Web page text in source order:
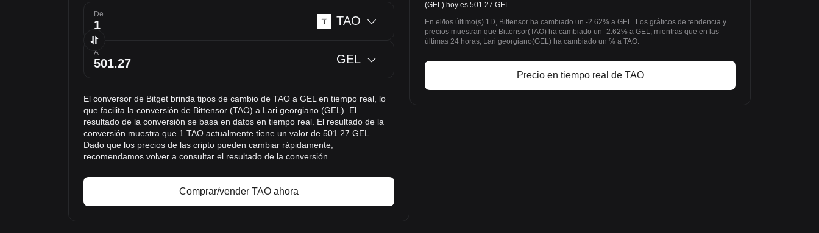
De TAO
A GEL
El conversor de Bitget brinda tipos de cambio de TAO a GEL en tiempo real, lo
que facilita la conversión de Bittensor (TAO) a Lari georgiano (GEL). El
resultado de la conversión se basa en datos en tiempo real. El resultado de la
conversión muestra que 1 TAO actualmente tiene un valor de 501.27 GEL.
Dado que los precios de las cripto pueden cambiar rápidamente,
recomendamos volver a consultar el resultado de la conversión.
Comprar/vender TAO ahora
(GEL) hoy es 501.27 GEL.
En el/los último(s) 1D, Bittensor ha cambiado un -2.62% a GEL. Los gráficos de tendencia y
precios muestran que Bittensor(TAO) ha cambiado un -2.62% a GEL, mientras que en las
últimas 24 horas, Lari georgiano(GEL) ha cambiado un % a TAO.
Precio en tiempo real de TAO